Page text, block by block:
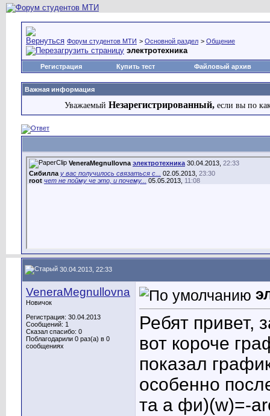
Форум студентов МТИ > Основной раздел > Общение
электротехника
Регистрация Купить тест Файловый архив
Важная информация
Уважаемый Незарегистрированный, если вы по
VeneraMegnullovna электротехника 30.04.2013, 22:33
Сибилла у вас получилось связаться с... 02.05.2013, 23:30
root чет не пойму че это, и почему... 05.05.2013, 11:08
30.04.2013, 22:33
VeneraMegnullovna
Новичок
Регистрация: 30.04.2013
Сообщений: 1
Сказал спасибо: 0
Поблагодарили 0 раз(а) в 0
сообщениях
Ребят привет,
вот короче
показал
особенно
та а фи)(w)=-